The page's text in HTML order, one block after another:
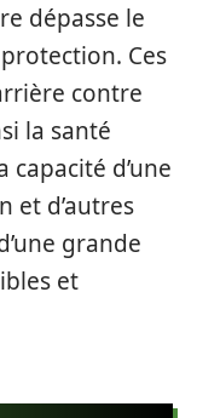
dépasse le
Ces
contre
la santé
d’une
et d’autres
grande
et